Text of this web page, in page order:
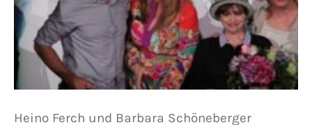
Heino Ferch und Barbara Schöneberger